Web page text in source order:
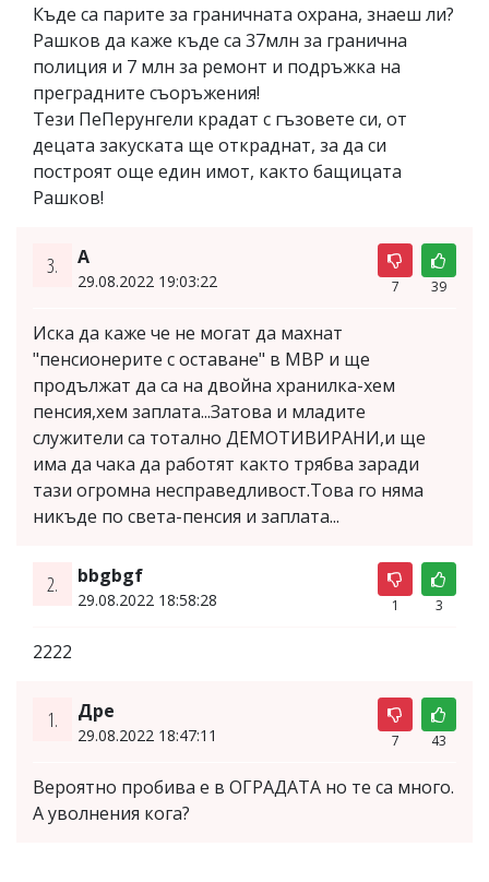
Къде са парите за граничната охрана, знаеш ли?
Рашков да каже къде са 37млн за гранична
полиция и 7 млн за ремонт и подръжка на
преградните съоръжения!
Тези ПеПерунгели крадат с гъзовете си, от
децата закуската ще откраднат, за да си
построят още един имот, както бащицата
Рашков!
3. А
29.08.2022 19:03:22 7 39
Иска да каже че не могат да махнат
"пенсионерите с оставане" в МВР и ще
продължат да са на двойна хранилка-хем
пенсия,хем заплата...Затова и младите
служители са тотално ДЕМОТИВИРАНИ,и ще
има да чака да работят както трябва заради
тази огромна несправедливост.Това го няма
никъде по света-пенсия и заплата...
2. bbgbgf
29.08.2022 18:58:28 1 3
2222
1. Дре
29.08.2022 18:47:11 7 43
Вероятно пробива е в ОГРАДАТА но те са много.
А уволнения кога?